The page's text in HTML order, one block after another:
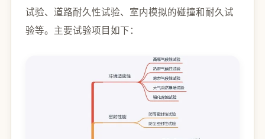
试验、道路耐久性试验、室内模拟的碰撞和耐久试
验等。主要试验项目如下：